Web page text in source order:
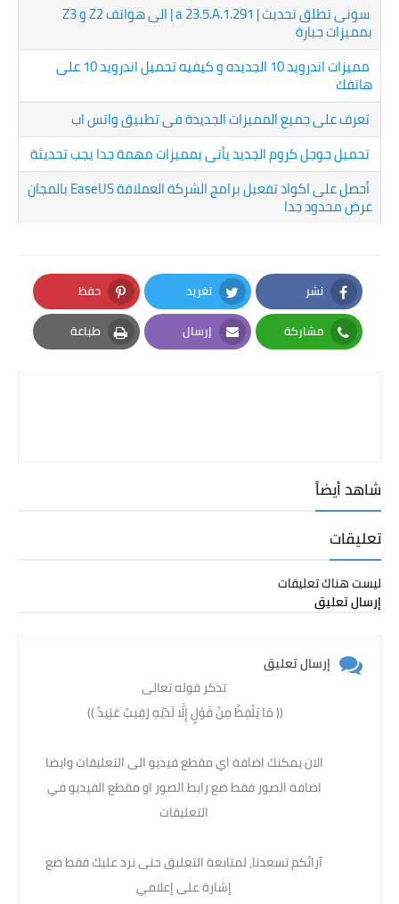
سونى تطلق تحديث | a 23.5.A.1.291 | الى هواتف Z2 و Z3
بمميزات جبارة
مميزات اندرويد 10 الجديده و كيفيه تحميل اندرويد 10 على
هاتفك
تعرف على جميع المميزات الجديدة فى تطبيق واتس اب
تحميل جوجل كروم الجديد يأتى بمميزات مهمة جدا يجب تحديثة
أحصل على اكواد تفعيل برامج الشركة العملاقة EaseUS بالمجان
عرض محدود جدا
نشر
Facebook
تغريد
Twitter
حفظ
Pinterest
مشاركة
Whatsapp
إرسال
Email
طباعة
Print
شاهد أيضاً
تعليقات
ليست هناك تعليقات
إرسال تعليق
إرسال تعليق
تذكر قوله تعالى
(( مَا يَلْفِظُ مِنْ قَوْلٍ إِلَّا لَدَيْهِ رَقِيبٌ عَتِيدٌ )) ‏
الان يمكنك اضافة اي مقطع فيديو الى التعليقات وايضا
اضافة الصور فقط ضع رابط الصور او مقطع الفيديو في
التعليقات
آرائكم تسعدنا، لمتابعة التعليق حتى نرد عليك فقط ضع
إشارة على إعلامي